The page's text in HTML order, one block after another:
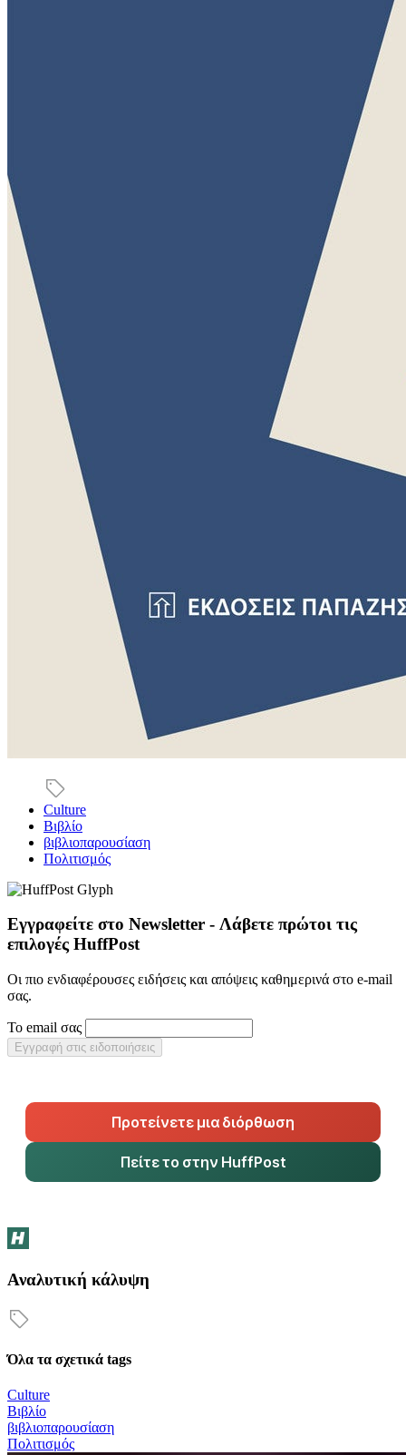
Culture
Βιβλίο
βιβλιοπαρουσίαση
Πολιτισμός
Εγγραφείτε στο Newsletter - Λάβετε πρώτοι τις
επιλογές HuffPost
Οι πιο ενδιαφέρουσες ειδήσεις και απόψεις καθημερινά στο e-mail
σας.
Το email σας
Εγγραφή στις ειδοποιήσεις
Προτείνετε μια διόρθωση
Πείτε το στην HuffPost
Αναλυτική κάλυψη
Όλα τα σχετικά tags
Culture
Βιβλίο
βιβλιοπαρουσίαση
Πολιτισμός